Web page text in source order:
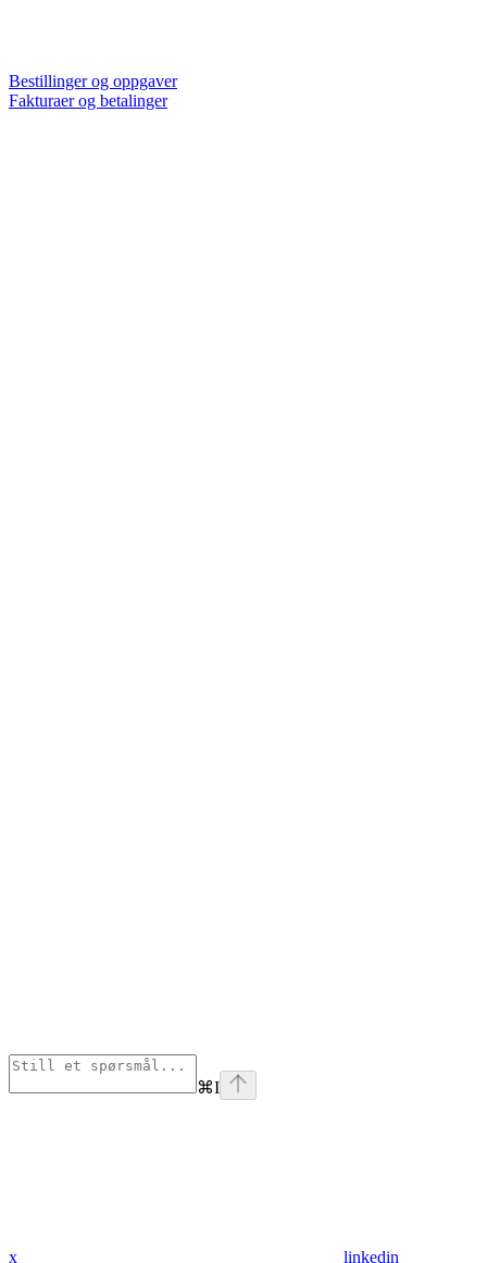
Bestillinger og oppgaver
Fakturaer og betalinger
⌘I
x linkedin